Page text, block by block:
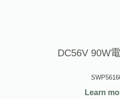
DC56V 90W
Learn